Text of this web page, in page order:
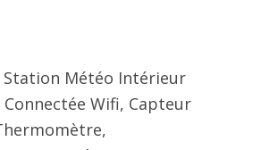
Météo Intérieur
Wifi, Capteur